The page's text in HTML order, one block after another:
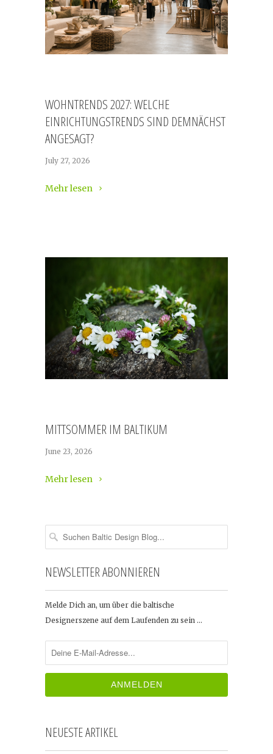
WOHNTRENDS 2027: WELCHE
EINRICHTUNGSTRENDS SIND DEMNÄCHST
ANGESAGT?
July 27, 2026
Mehr lesen
MITTSOMMER IM BALTIKUM
June 23, 2026
Mehr lesen
NEWSLETTER ABONNIEREN
Melde Dich an, um über die baltische
Designerszene auf dem Laufenden zu sein …
NEUESTE ARTIKEL